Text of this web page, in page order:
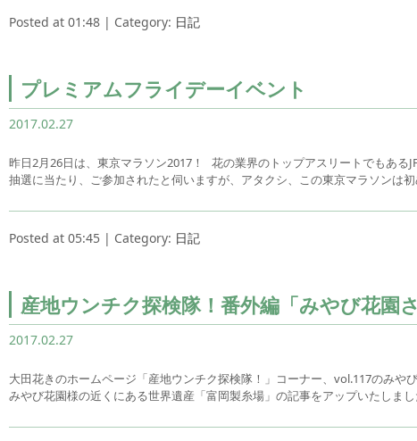
Posted at 01:48 | Category: 日記
プレミアムフライデーイベント
2017.02.27
昨日2月26日は、東京マラソン2017！ 花の業界のトップアスリートでもある
抽選に当たり、ご参加されたと伺いますが、アタクシ、この東京マラソンは
Posted at 05:45 | Category: 日記
産地ウンチク探検隊！番外編「みやび花園
2017.02.27
大田花きのホームページ「産地ウンチク探検隊！」コーナー、vol.117のみや
みやび花園様の近くにある世界遺産「富岡製糸場」の記事をアップいたしま